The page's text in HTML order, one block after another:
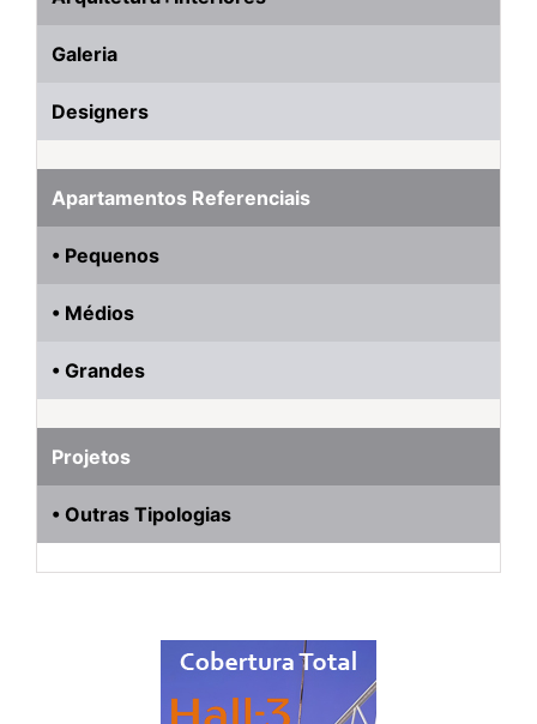
Galeria
Designers
Apartamentos Referenciais
• Pequenos
• Médios
• Grandes
Projetos
• Outras Tipologias